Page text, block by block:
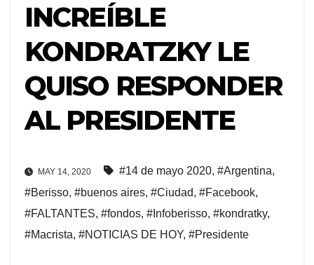
INCREÍBLE
KONDRATZKY LE
QUISO RESPONDER
AL PRESIDENTE
MAY 14, 2020 #14 de mayo 2020, #Argentina,
#Berisso, #buenos aires, #Ciudad, #Facebook,
#FALTANTES, #fondos, #Infoberisso, #kondratky,
#Macrista, #NOTICIAS DE HOY, #Presidente